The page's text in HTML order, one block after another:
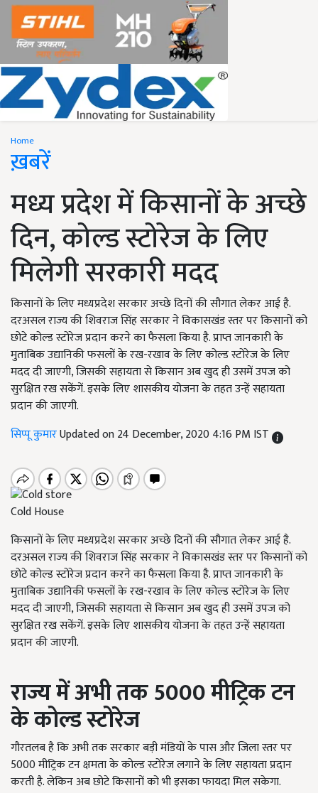
Home
ख़बरें
मध्य प्रदेश में किसानों के अच्छे
दिन, कोल्ड स्टोरेज के लिए
मिलेगी सरकारी मदद
किसानों के लिए मध्यप्रदेश सरकार अच्छे दिनों की सौगात लेकर आई है.
दरअसल राज्य की शिवराज सिंह सरकार ने विकासखंड स्तर पर किसानों को
छोटे कोल्ड स्टोरेज प्रदान करने का फैसला किया है. प्राप्त जानकारी के
मुताबिक उद्यानिकी फसलों के रख-रखाव के लिए कोल्ड स्टोरेज के लिए
मदद दी जाएगी, जिसकी सहायता से किसान अब खुद ही उसमें उपज को
सुरक्षित रख सकेंगें. इसके लिए शासकीय योजना के तहत उन्हें सहायता
प्रदान की जाएगी.
सिप्पू कुमारUpdated on 24 December, 2020 4:16 PM IST
Cold House
किसानों के लिए मध्यप्रदेश सरकार अच्छे दिनों की सौगात लेकर आई है.
दरअसल राज्य की शिवराज सिंह सरकार ने विकासखंड स्तर पर किसानों को
छोटे कोल्ड स्टोरेज प्रदान करने का फैसला किया है. प्राप्त जानकारी के
मुताबिक उद्यानिकी फसलों के रख-रखाव के लिए कोल्ड स्टोरेज के लिए
मदद दी जाएगी, जिसकी सहायता से किसान अब खुद ही उसमें उपज को
सुरक्षित रख सकेंगें. इसके लिए शासकीय योजना के तहत उन्हें सहायता
प्रदान की जाएगी.
राज्य में अभी तक 5000 मीट्रिक टन
के कोल्ड स्टोरेज
गौरतलब है कि अभी तक सरकार बड़ी मंडियों के पास और जिला स्तर पर
5000 मीट्रिक टन क्षमता के कोल्ड स्टोरेज लगाने के लिए सहायता प्रदान
करती है. लेकिन अब छोटे किसानों को भी इसका फायदा मिल सकेगा.